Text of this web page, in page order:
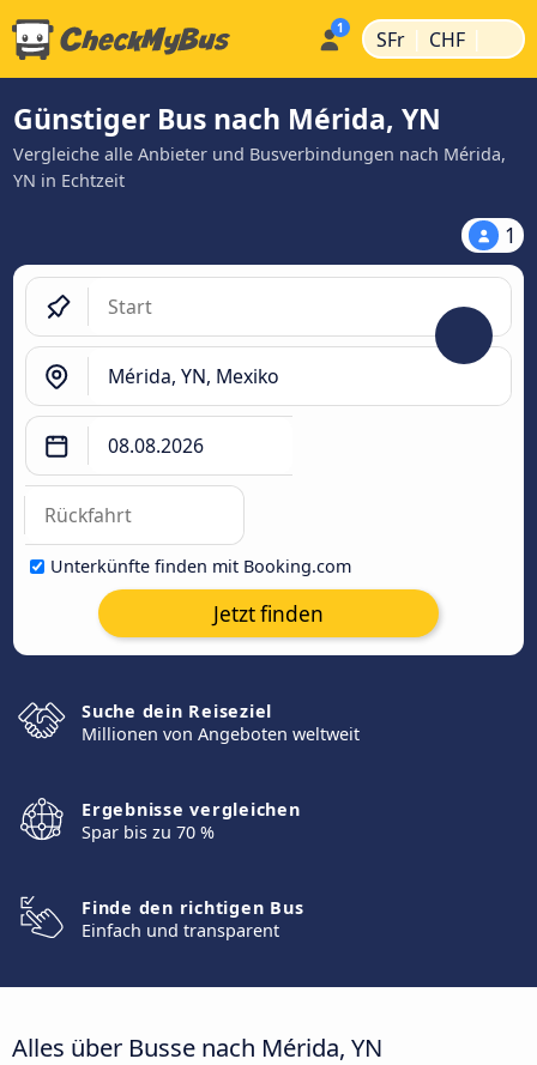
SFr | CHF |
Günstiger Bus nach Mérida, YN
Vergleiche alle Anbieter und Busverbindungen nach Mérida,
YN in Echtzeit
1
Unterkünfte finden mit Booking.com
Jetzt finden
Suche dein Reiseziel
Millionen von Angeboten weltweit
Ergebnisse vergleichen
Spar bis zu 70 %
Finde den richtigen Bus
Einfach und transparent
Alles über Busse nach Mérida, YN